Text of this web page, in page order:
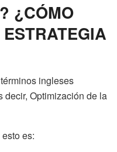
¿CÓMO
ingleses
decir, Optimización de la
es: